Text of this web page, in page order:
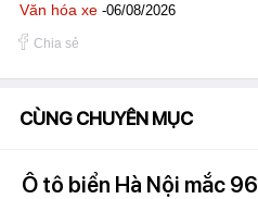
Văn hóa xe -06/08/2026
Chia sẻ
CÙNG CHUYÊN MỤC
Ô tô biển Hà Nội mắc